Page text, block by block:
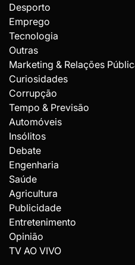
Desporto
Emprego
Tecnologia
Outras
Marketing & Relações
Curiosidades
Corrupção
Tempo & Previsão
Automóveis
Insólitos
Debate
Engenharia
Saúde
Agricultura
Publicidade
Entretenimento
Opinião
TV AO VIVO